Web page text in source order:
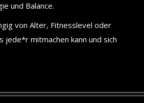
und Balance.
von Alter, Fitnesslevel oder
jede*r mitmachen kann und sich